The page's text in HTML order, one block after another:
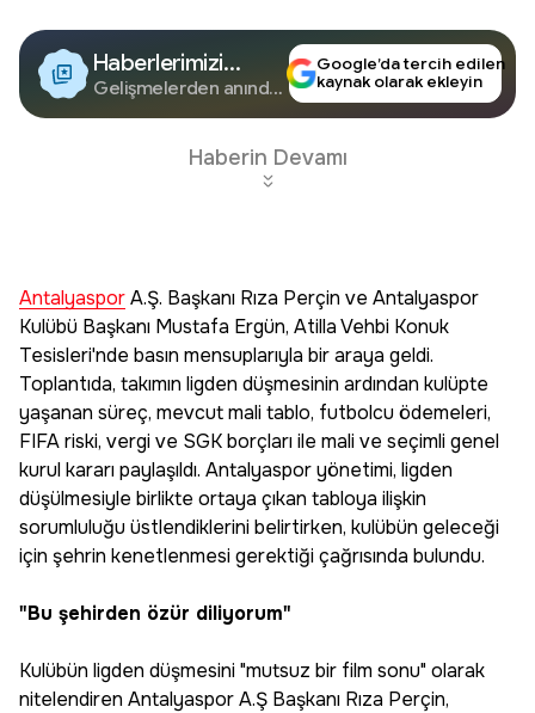
Haberlerimizi
Google'da Takip
Edin
Gelişmelerden anında
Google’da tercih edilen
kaynak olarak ekleyin
Haberin Devamı
AntalyasporA.Ş. Başkanı Rıza Perçin ve Antalyaspor
Kulübü Başkanı Mustafa Ergün, Atilla Vehbi Konuk
Tesisleri'nde basın mensuplarıyla bir araya geldi.
Toplantıda, takımın ligden düşmesinin ardından kulüpte
yaşanan süreç, mevcut mali tablo, futbolcu ödemeleri,
FIFA riski, vergi ve SGK borçları ile mali ve seçimli genel
kurul kararı paylaşıldı. Antalyaspor yönetimi, ligden
düşülmesiyle birlikte ortaya çıkan tabloya ilişkin
sorumluluğu üstlendiklerini belirtirken, kulübün geleceği
için şehrin kenetlenmesi gerektiği çağrısında bulundu.
"Bu şehirden özür diliyorum"
Kulübün ligden düşmesini "mutsuz bir film sonu" olarak
nitelendiren Antalyaspor A.Ş Başkanı Rıza Perçin,